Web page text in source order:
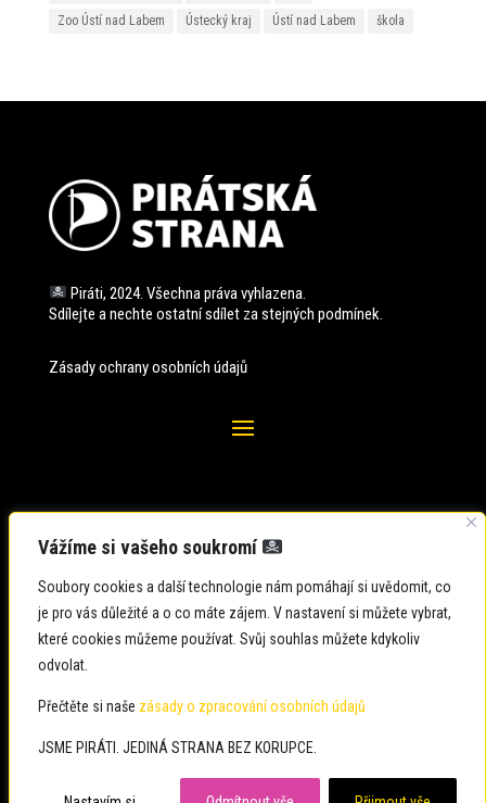
Vážíme si vašeho soukromí
Soubory cookies a další technologie nám pomáhají si uvědomit, co
je pro vás důležité a o co máte zájem. V nastavení si můžete vybrat,
které cookies můžeme používat. Svůj souhlas můžete kdykoliv
odvolat.
Přečtěte si naše zásady o zpracování osobních údajů
JSME PIRÁTI. JEDINÁ STRANA BEZ KORUPCE.
Zoo Ústí nad Labem
Ústecký kraj Ústí nad Labem škola
Piráti, 2024. Všechna práva vyhlazena.
Sdílejte a nechte ostatní sdílet za stejných podmínek.
Zásady ochrany osobních údajů
Zadavatel: Česká pirátská strana
Občané: usteckykraj@pirati.cz